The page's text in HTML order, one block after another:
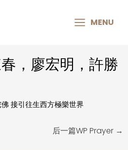
MENU
MENU
，廖宏明，許勝
接引往生西方極樂世界
后一篇WP Prayer →